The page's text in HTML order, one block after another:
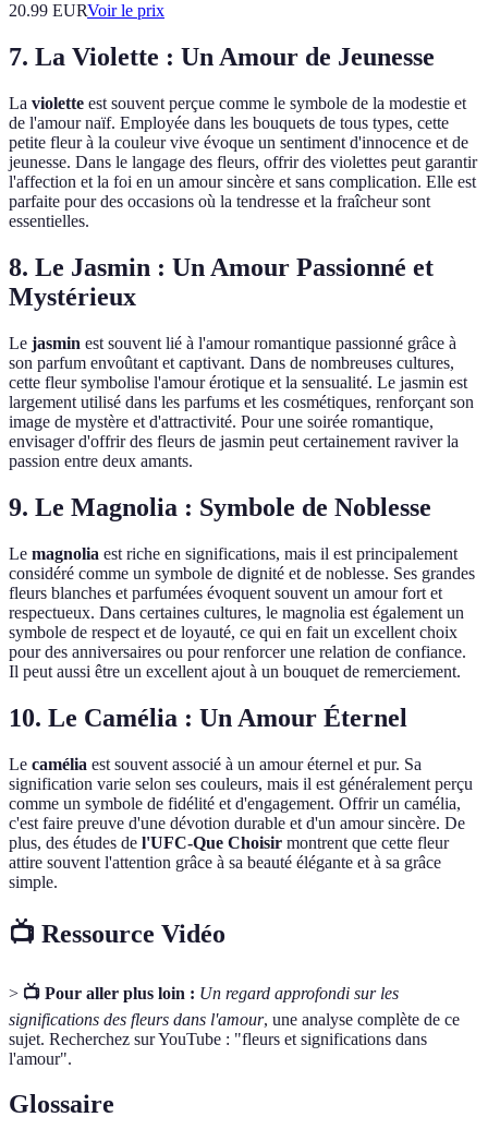
20.99 EURVoir le prix
7. La Violette : Un Amour de Jeunesse
La violette est souvent perçue comme le symbole de la modestie et
de l'amour naïf. Employée dans les bouquets de tous types, cette
petite fleur à la couleur vive évoque un sentiment d'innocence et de
jeunesse. Dans le langage des fleurs, offrir des violettes peut garantir
l'affection et la foi en un amour sincère et sans complication. Elle est
parfaite pour des occasions où la tendresse et la fraîcheur sont
essentielles.
8. Le Jasmin : Un Amour Passionné et
Mystérieux
Le jasmin est souvent lié à l'amour romantique passionné grâce à
son parfum envoûtant et captivant. Dans de nombreuses cultures,
cette fleur symbolise l'amour érotique et la sensualité. Le jasmin est
largement utilisé dans les parfums et les cosmétiques, renforçant son
image de mystère et d'attractivité. Pour une soirée romantique,
envisager d'offrir des fleurs de jasmin peut certainement raviver la
passion entre deux amants.
9. Le Magnolia : Symbole de Noblesse
Le magnolia est riche en significations, mais il est principalement
considéré comme un symbole de dignité et de noblesse. Ses grandes
fleurs blanches et parfumées évoquent souvent un amour fort et
respectueux. Dans certaines cultures, le magnolia est également un
symbole de respect et de loyauté, ce qui en fait un excellent choix
pour des anniversaires ou pour renforcer une relation de confiance.
Il peut aussi être un excellent ajout à un bouquet de remerciement.
10. Le Camélia : Un Amour Éternel
Le camélia est souvent associé à un amour éternel et pur. Sa
signification varie selon ses couleurs, mais il est généralement perçu
comme un symbole de fidélité et d'engagement. Offrir un camélia,
c'est faire preuve d'une dévotion durable et d'un amour sincère. De
plus, des études de l'UFC-Que Choisir montrent que cette fleur
attire souvent l'attention grâce à sa beauté élégante et à sa grâce
simple.
📺 Ressource Vidéo
> 📺 Pour aller plus loin : Un regard approfondi sur les
significations des fleurs dans l'amour, une analyse complète de ce
sujet. Recherchez sur YouTube : "fleurs et significations dans
l'amour".
Glossaire